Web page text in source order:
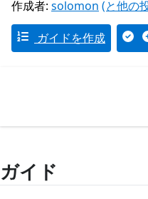
作成者: solomon (と他の
ガイドを作成
ガイド